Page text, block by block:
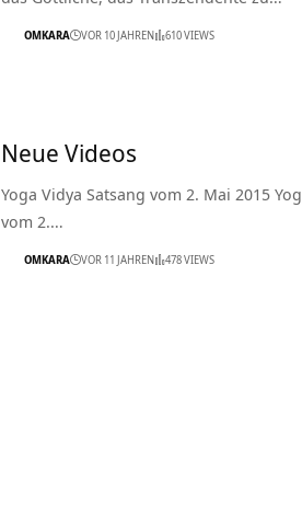
OMKARA VOR 10 JAHREN 610 VIEWS
Neue Videos
Yoga Vidya Satsang vom 2. Mai 2015
vom 2.…
OMKARA VOR 11 JAHREN 478 VIEWS